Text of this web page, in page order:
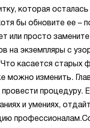
которая
бы обновите ее –
или просто
на экземпляры с
касается старых
можно изменить.
провести процедуру.
и умениях,